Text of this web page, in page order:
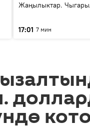
Жаңылыктар.
17:01 7 мин